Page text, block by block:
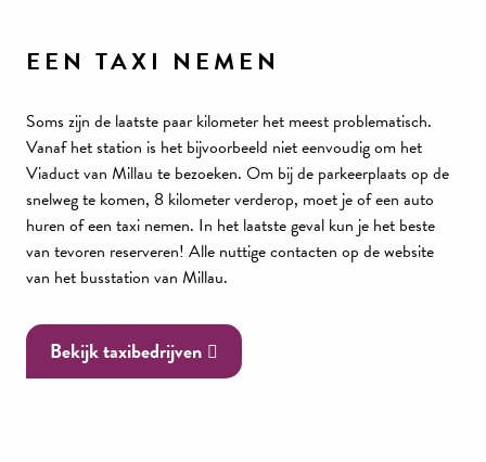
EEN TAXI NEMEN
Soms zijn de laatste paar kilometer het meest problematisch.
Vanaf het station is het bijvoorbeeld niet eenvoudig om het
Viaduct van Millau te bezoeken. Om bij de parkeerplaats op de
snelweg te komen, 8 kilometer verderop, moet je of een auto
huren of een taxi nemen. In het laatste geval kun je het beste
van tevoren reserveren! Alle nuttige contacten op de website
van het busstation van Millau.
Bekijk taxibedrijven